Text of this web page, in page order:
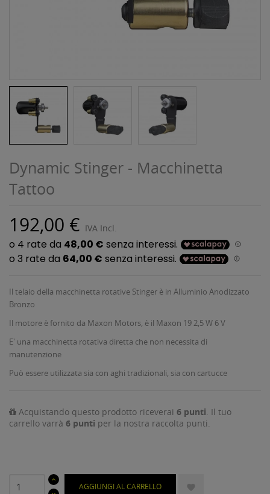
Dynamic Stinger - Macchinetta
Tattoo
192,00 € IVA Incl.
Il telaio della macchinetta rotative Stinger è in Alluminio Anodizzato
Bronzo
Il motore è fornito da Maxon Motors, è il Maxon 19 2,5 W 6 V
E' una macchinetta rotativa diretta che non necessita di
manutenzione
Può essere utilizzata sia con aghi tradizionali, sia con cartucce
Acquistando questo prodotto riceverai 6 punti . Il tuo
carrello varrà 6 punti per la nostra raccolta punti.
AGGIUNGI AL CARRELLO 